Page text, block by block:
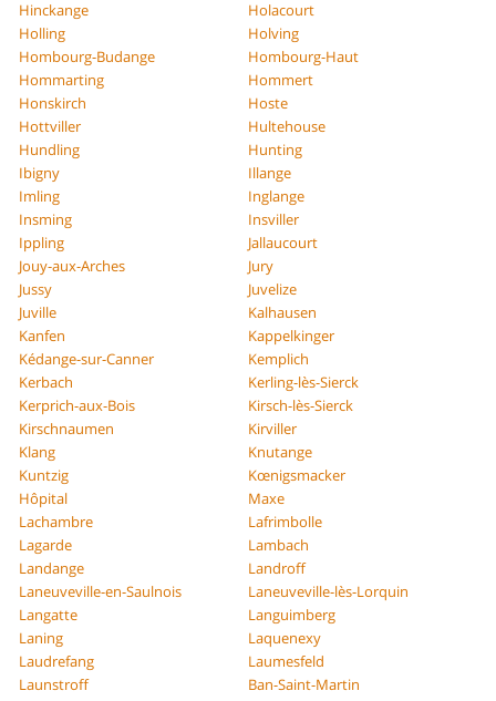
Hinckange
Holacourt
Holling
Holving
Hombourg-Budange
Hombourg-Haut
Hommarting
Hommert
Honskirch
Hoste
Hottviller
Hultehouse
Hundling
Hunting
Ibigny
Illange
Imling
Inglange
Insming
Insviller
Ippling
Jallaucourt
Jouy-aux-Arches
Jury
Jussy
Juvelize
Juville
Kalhausen
Kanfen
Kappelkinger
Kédange-sur-Canner
Kemplich
Kerbach
Kerling-lès-Sierck
Kerprich-aux-Bois
Kirsch-lès-Sierck
Kirschnaumen
Kirviller
Klang
Knutange
Kuntzig
Kœnigsmacker
Hôpital
Maxe
Lachambre
Lafrimbolle
Lagarde
Lambach
Landange
Landroff
Laneuveville-en-Saulnois
Laneuveville-lès-Lorquin
Langatte
Languimberg
Laning
Laquenexy
Laudrefang
Laumesfeld
Launstroff
Ban-Saint-Martin